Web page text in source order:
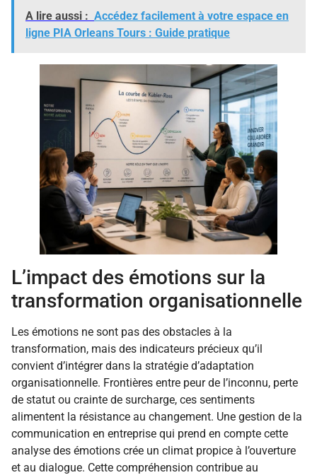
A lire aussi : Accédez facilement à votre espace en
ligne PIA Orleans Tours : Guide pratique
L’impact des émotions sur la
transformation organisationnelle
Les émotions ne sont pas des obstacles à la
transformation, mais des indicateurs précieux qu’il
convient d’intégrer dans la stratégie d’adaptation
organisationnelle. Frontières entre peur de l’inconnu, perte
de statut ou crainte de surcharge, ces sentiments
alimentent la résistance au changement. Une gestion de la
communication en entreprise qui prend en compte cette
analyse des émotions crée un climat propice à l’ouverture
et au dialogue. Cette compréhension contribue au